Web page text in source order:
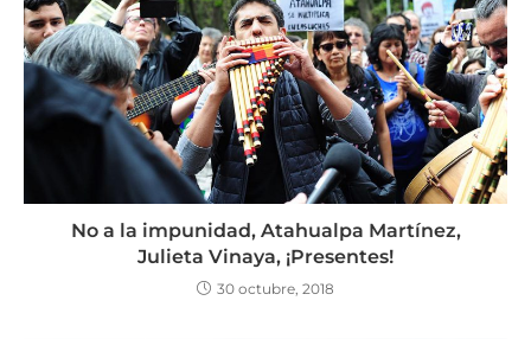
No a la impunidad, Atahualpa Martínez,
Julieta Vinaya, ¡Presentes!
30 octubre, 2018